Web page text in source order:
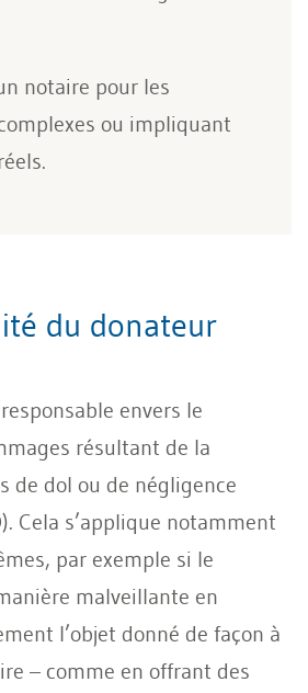
notaire pour les
ou impliquant
du donateur
envers le
résultant de la
de dol ou de négligence
Cela s’applique notamment
par exemple si le
malveillante en
l’objet donné de façon à
– comme en offrant des